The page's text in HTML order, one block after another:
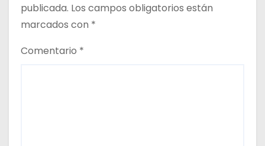
publicada. Los campos obligatorios están
marcados con *
Comentario *